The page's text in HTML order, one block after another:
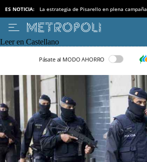
ES NOTICIA: La estrategia de Pisarello en plena campaña
Leer en Castellano
Pásate al MODO AHORRO